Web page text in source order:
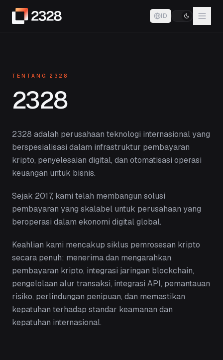
ID
TENTANG 2328
2328
2328 adalah perusahaan teknologi internasional yang
berspesialisasi dalam infrastruktur pembayaran
kripto, penyelesaian digital, dan otomatisasi operasi
keuangan untuk bisnis.
Sejak 2017, kami telah membangun solusi
pembayaran yang skalabel untuk perusahaan yang
beroperasi dalam ekonomi digital global.
Keahlian kami mencakup siklus pemrosesan kripto
secara penuh: menerima dan mengarahkan
pembayaran kripto, integrasi jaringan blockchain,
pengelolaan alur transaksi, integrasi API, pemantauan
risiko, perlindungan penipuan, dan memastikan
kepatuhan terhadap standar keamanan dan
kepatuhan internasional.